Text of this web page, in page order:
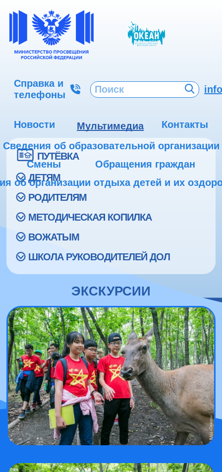
Справка и
телефоны
Новости Мультимедиа
Контакты
Сведения об образовательной организации
Смены
Обращения граждан
об организации отдыха детей и их
ПУТЁВКА
ДЕТЯМ
РОДИТЕЛЯМ
МЕТОДИЧЕСКАЯ КОПИЛКА
ВОЖАТЫМ
ШКОЛА РУКОВОДИТЕЛЕЙ ДОЛ
ЭКСКУРСИИ